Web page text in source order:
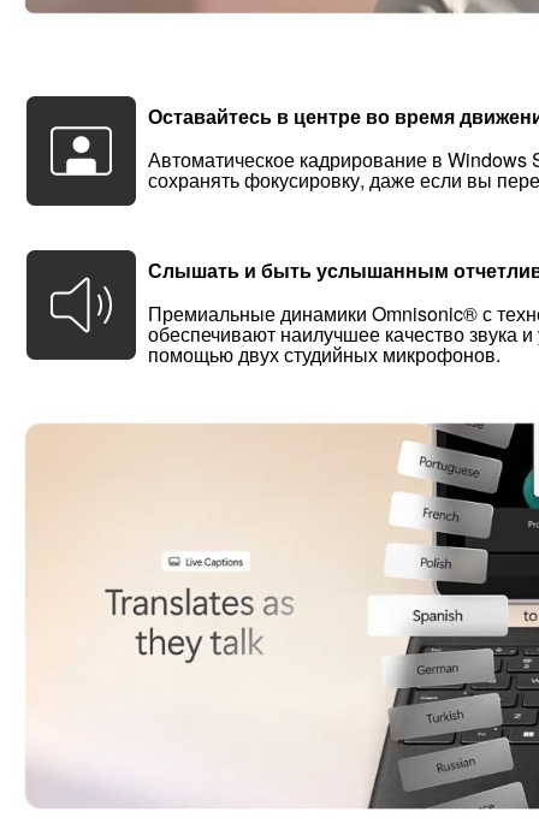
Оставайтесь в центре во время
Автоматическое кадрирование в Windows
сохранять фокусировку, даже если вы
Слышать и быть услышанным
Премиальные динамики Omnisonic® с
обеспечивают наилучшее качество звука
помощью двух студийных микрофонов.